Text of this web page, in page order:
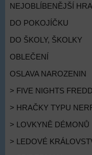
NEJOBLÍBENĚJŠÍ
DO POKOJÍČKU
DO ŠKOLY, ŠKOLKY
OBLEČENÍ
OSLAVA NAROZENIN
> FIVE NIGHTS
> HRAČKY TYPU
> LOVKYNĚ DÉMONŮ
> LEDOVÉ